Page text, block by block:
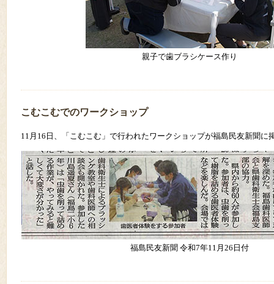
親子で歯ブラシケース作り
こむこむでのワークショップ
11月16日、「こむこむ」で行われたワークショップが福島民友新聞に
福島民友新聞 令和7年11月26日付